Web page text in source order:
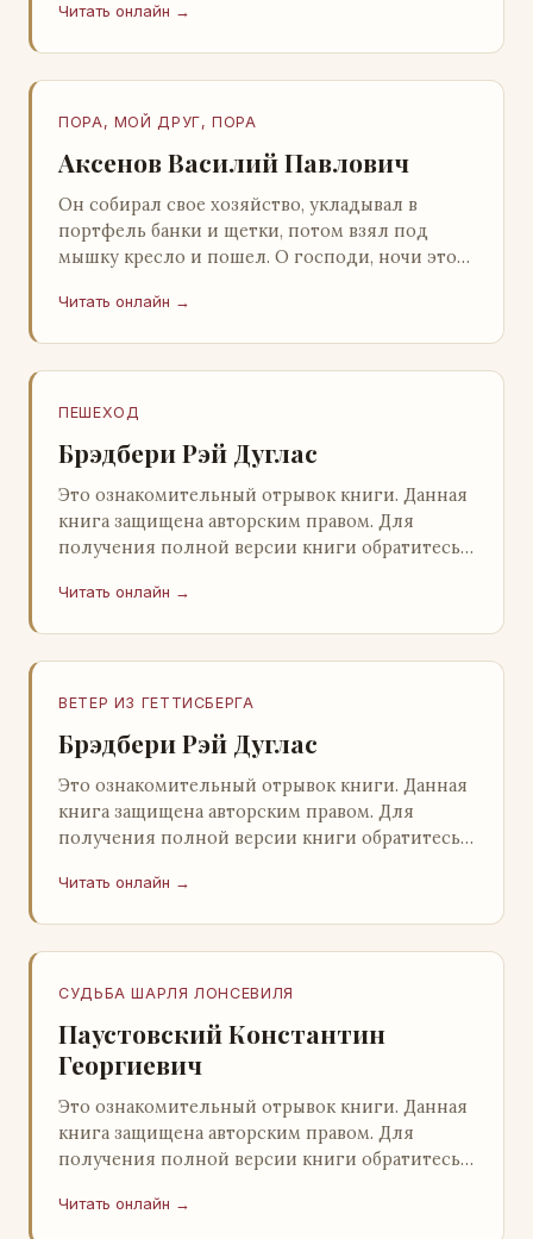
А. Алешин». …
Читать онлайн →
ПОРА, МОЙ ДРУГ, ПОРА
Аксенов Василий Павлович
Он собирал свое хозяйство, укладывал в
портфель банки и щетки, потом взял под
мышку кресло и пошел. О господи, ночи этой
заставлял…
Читать онлайн →
ПЕШЕХОД
Брэдбери Рэй Дуглас
Это ознакомительный отрывок книги. Данная
книга защищена авторским правом. Для
получения полной версии книги обратитесь к
легального ко…
Читать онлайн →
ВЕТЕР ИЗ ГЕТТИСБЕРГА
Брэдбери Рэй Дуглас
Это ознакомительный отрывок книги. Данная
книга защищена авторским правом. Для
получения полной версии книги обратитесь к
легального ко…
Читать онлайн →
СУДЬБА ШАРЛЯ ЛОНСЕВИЛЯ
Паустовский Константин
Георгиевич
Это ознакомительный отрывок книги. Данная
книга защищена авторским правом. Для
получения полной версии книги обратитесь к
легального ко…
Читать онлайн →